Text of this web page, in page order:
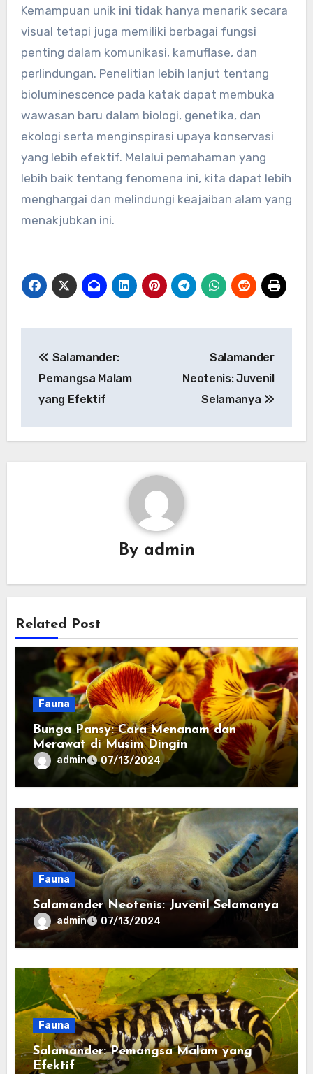
Kemampuan unik ini tidak hanya menarik secara
visual tetapi juga memiliki berbagai fungsi
penting dalam komunikasi, kamuflase, dan
perlindungan. Penelitian lebih lanjut tentang
bioluminescence pada katak dapat membuka
wawasan baru dalam biologi, genetika, dan
ekologi serta menginspirasi upaya konservasi
yang lebih efektif. Melalui pemahaman yang
lebih baik tentang fenomena ini, kita dapat lebih
menghargai dan melindungi keajaiban alam yang
menakjubkan ini.
pos
Salamander:
Pemangsa Malam
yang Efektif
Salamander
Neotenis: Juvenil
Selamanya
By admin
Related Post
Fauna
Bunga Pansy: Cara Menanam dan
Merawat di Musim Dingin
admin 07/13/2024
Fauna
Salamander Neotenis: Juvenil Selamanya
admin 07/13/2024
Fauna
Salamander: Pemangsa Malam yang
Efektif